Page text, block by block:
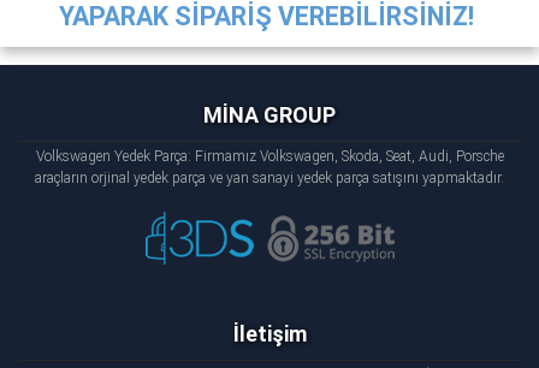
YAPARAK SİPARİŞ VEREBİLİRSİNİZ!
MİNA GROUP
Volkswagen Yedek Parça: Firmamız Volkswagen, Skoda, Seat, Audi, Porsche
araçların orjinal yedek parça ve yan sanayi yedek parça satışını yapmaktadır.
İletişim